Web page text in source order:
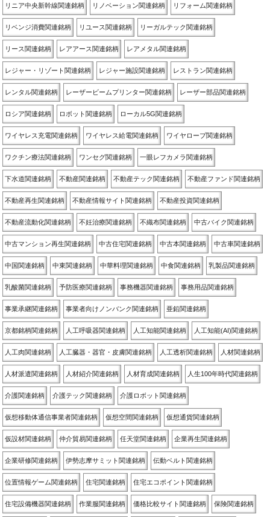
リニア中央新幹線関連銘柄 リノベーション関連銘柄 リフォーム関連銘柄
リベンジ消費関連銘柄 リユース関連銘柄 リーガルテック関連銘柄
リース関連銘柄 レアアース関連銘柄 レアメタル関連銘柄
レジャー・リゾート関連銘柄 レジャー施設関連銘柄 レストラン関連銘柄
レンタル関連銘柄 レーザービームプリンター関連銘柄 レーザー部品関連銘柄
ロシア関連銘柄 ロボット関連銘柄 ローカル5G関連銘柄
ワイヤレス充電関連銘柄 ワイヤレス給電関連銘柄 ワイヤロープ関連銘柄
ワクチン療法関連銘柄 ワンセグ関連銘柄 一眼レフカメラ関連銘柄
下水道関連銘柄 不動産関連銘柄 不動産テック関連銘柄 不動産ファンド関連銘柄
不動産再生関連銘柄 不動産情報サイト関連銘柄 不動産投資関連銘柄
不動産流動化関連銘柄 不妊治療関連銘柄 不織布関連銘柄 中古バイク関連銘柄
中古マンション再生関連銘柄 中古住宅関連銘柄 中古本関連銘柄 中古車関連銘柄
中国関連銘柄 中東関連銘柄 中華料理関連銘柄 中食関連銘柄 乳製品関連銘柄
乳酸菌関連銘柄 予防医療関連銘柄 事務機器関連銘柄 事務用品関連銘柄
事業承継関連銘柄 事業者向けノンバンク関連銘柄 亜鉛関連銘柄
京都銘柄関連銘柄 人工呼吸器関連銘柄 人工知能関連銘柄 人工知能(AI)関連銘柄
人工肉関連銘柄 人工臓器・器官・皮膚関連銘柄 人工透析関連銘柄 人材関連銘柄
人材派遣関連銘柄 人材紹介関連銘柄 人材育成関連銘柄 人生100年時代関連銘柄
介護関連銘柄 介護テック関連銘柄 介護ロボット関連銘柄
仮想移動体通信事業者関連銘柄 仮想空間関連銘柄 仮想通貨関連銘柄
仮設材関連銘柄 仲介貿易関連銘柄 任天堂関連銘柄 企業再生関連銘柄
企業研修関連銘柄 伊勢志摩サミット関連銘柄 伝動ベルト関連銘柄
位置情報ゲーム関連銘柄 住宅関連銘柄 住宅エコポイント関連銘柄
住宅設備機器関連銘柄 作業服関連銘柄 価格比較サイト関連銘柄 保険関連銘柄